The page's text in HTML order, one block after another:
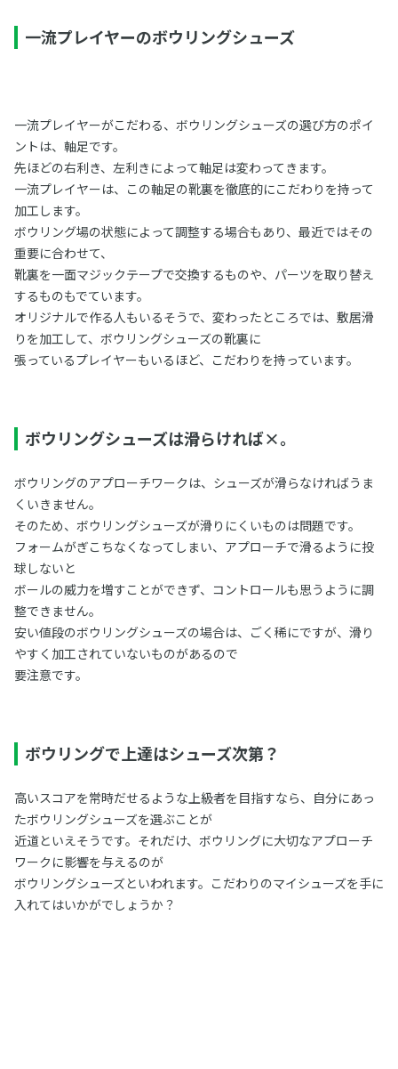
一流プレイヤーのボウリングシューズ
一流プレイヤーがこだわる、ボウリングシューズの選び方のポイ
ントは、軸足です。
先ほどの右利き、左利きによって軸足は変わってきます。
一流プレイヤーは、この軸足の靴裏を徹底的にこだわりを持って
加工します。
ボウリング場の状態によって調整する場合もあり、最近ではその
重要に合わせて、
靴裏を一面マジックテープで交換するものや、パーツを取り替え
するものもでています。
オリジナルで作る人もいるそうで、変わったところでは、敷居滑
りを加工して、ボウリングシューズの靴裏に
張っているプレイヤーもいるほど、こだわりを持っています。
ボウリングシューズは滑らければ×。
ボウリングのアプローチワークは、シューズが滑らなければうま
くいきません。
そのため、ボウリングシューズが滑りにくいものは問題です。
フォームがぎこちなくなってしまい、アプローチで滑るように投
球しないと
ボールの威力を増すことができず、コントロールも思うように調
整できません。
安い値段のボウリングシューズの場合は、ごく稀にですが、滑り
やすく加工されていないものがあるので
要注意です。
ボウリングで上達はシューズ次第？
高いスコアを常時だせるような上級者を目指すなら、自分にあっ
たボウリングシューズを選ぶことが
近道といえそうです。それだけ、ボウリングに大切なアプローチ
ワークに影響を与えるのが
ボウリングシューズといわれます。こだわりのマイシューズを手に
入れてはいかがでしょうか？